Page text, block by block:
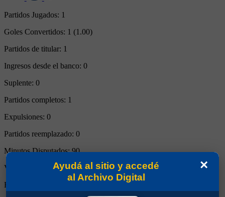
Partidos Jugados: 1
Goles Convertidos: 1 (1.00)
Partidos de titular: 1
Ingresos desde el banco: 0
Suplente: 0
Partidos completos: 1
Expulsiones: 0
Partidos reemplazado: 0
Minutos Disputados:90
Victorias:
Empates:
×
Ayudá al sitio y accedé
al Archivo Digital